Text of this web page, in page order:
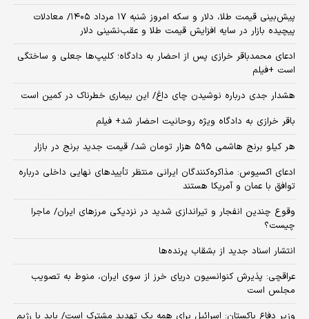
پیش‌بینی قیمت طلا، دلار و سکه امروز شنبه ۱۷ مرداد ۱۴۰۵/ معادلات
پیچیده بازار در سایه افزایش قیمت طلا و عقب‌نشینی دلار
ادعای محمدباقر خرازی پس از احضار به دادگاه؛ کلیپ‌ها جعلی و ساختگی
است +فیلم
هشدار جدی درباره نوشیدن چای داغ/ این بیماری خطرناک در کمین است
باقر خرازی به دادگاه ویژه روحانیت احضار شد+ فیلم
هر کیلو برنج هاشمی ۵۹۵ هزار تومان شد/ قیمت جدید برنج در بازار
ادعای اکسیوس: مذاکره‌کنندگان ایرانی منتظر تأییدهای نهایی داخلی درباره
توافق با عمان و آمریکا هستند
وقوع چندین انفجار و تیراندازی شدید در نزدیکی مرز‌های ایران/ ماجرا
چیست؟
انتشار اسناد جدید از بشقاب پرنده‌ها
عراقچی: پذیرش کنوانسیون دریای خرز از سوی ایران، منوط به تصویب
مجلس است